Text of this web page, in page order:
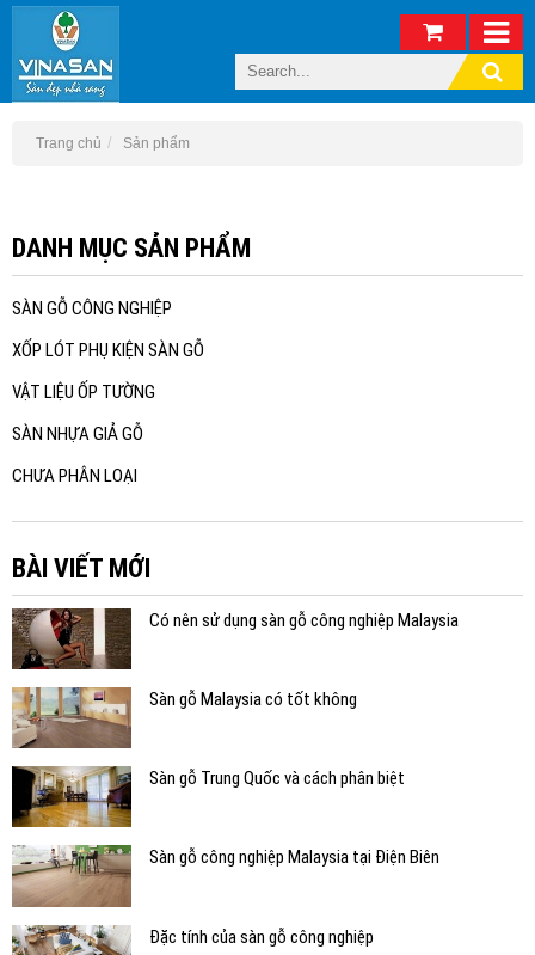
Trang chủ Sản phẩm
DANH MỤC SẢN PHẨM
SÀN GỖ CÔNG NGHIỆP
XỐP LÓT PHỤ KIỆN SÀN GỖ
VẬT LIỆU ỐP TƯỜNG
SÀN NHỰA GIẢ GỖ
CHƯA PHÂN LOẠI
BÀI VIẾT MỚI
Có nên sử dụng sàn gỗ công nghiệp Malaysia
Sàn gỗ Malaysia có tốt không
Sàn gỗ Trung Quốc và cách phân biệt
Sàn gỗ công nghiệp Malaysia tại Điện Biên
Đặc tính của sàn gỗ công nghiệp